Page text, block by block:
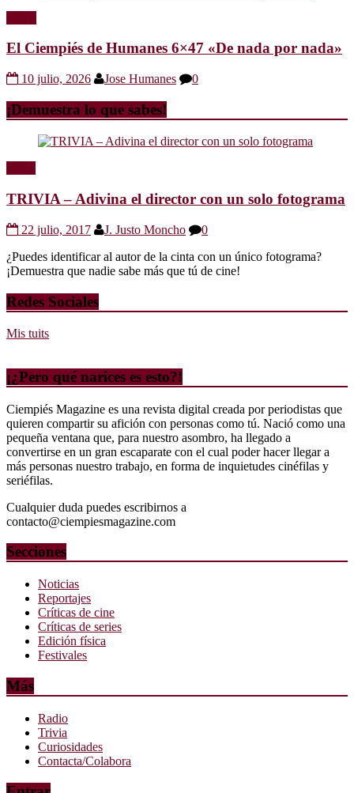
El Ciempiés de Humanes 6×47 «De nada por nada»
10 julio, 2026 Jose Humanes 0
¡Demuestra lo que sabes!
TRIVIA – Adivina el director con un solo fotograma
22 julio, 2017 J. Justo Moncho
0
¿Puedes identificar al autor de la cinta con un único fotograma?
¡Demuestra que nadie sabe más que tú de cine!
Redes Sociales
Mis tuits
¡¿Pero qué narices es esto?!
Ciempiés Magazine es una revista digital creada por periodistas que
quieren compartir su afición con personas como tú. Nació como una
pequeña ventana que, para nuestro asombro, ha llegado a
convertirse en un gran escaparate con el cual poder hacer llegar a
más personas nuestro trabajo, en forma de inquietudes cinéfilas y
seriéfilas.
Cualquier duda puedes escribirnos a
contacto@ciempiesmagazine.com
Secciones
Noticias
Reportajes
Críticas de cine
Críticas de series
Edición física
Festivales
Más
Radio
Trivia
Curiosidades
Contacta/Colabora